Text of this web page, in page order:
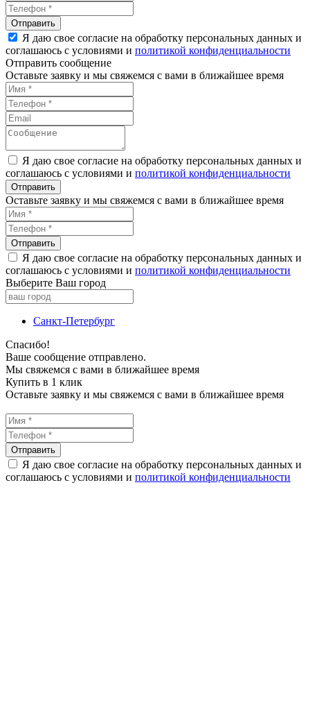
Я даю свое согласие на обработку персональных данных и
соглашаюсь с условиями и политикой конфиденциальности
Отправить сообщение
Оставьте заявку и мы свяжемся с вами в ближайшее время
Я даю свое согласие на обработку персональных данных и
соглашаюсь с условиями и политикой конфиденциальности
Оставьте заявку и мы свяжемся с вами в ближайшее время
Я даю свое согласие на обработку персональных данных и
соглашаюсь с условиями и политикой конфиденциальности
Выберите Ваш город
Санкт-Петербург
Спасибо!
Ваше сообщение отправлено.
Мы свяжемся с вами в ближайшее время
Купить в 1 клик
Оставьте заявку и мы свяжемся с вами в ближайшее время
Я даю свое согласие на обработку персональных данных и
соглашаюсь с условиями и политикой конфиденциальности